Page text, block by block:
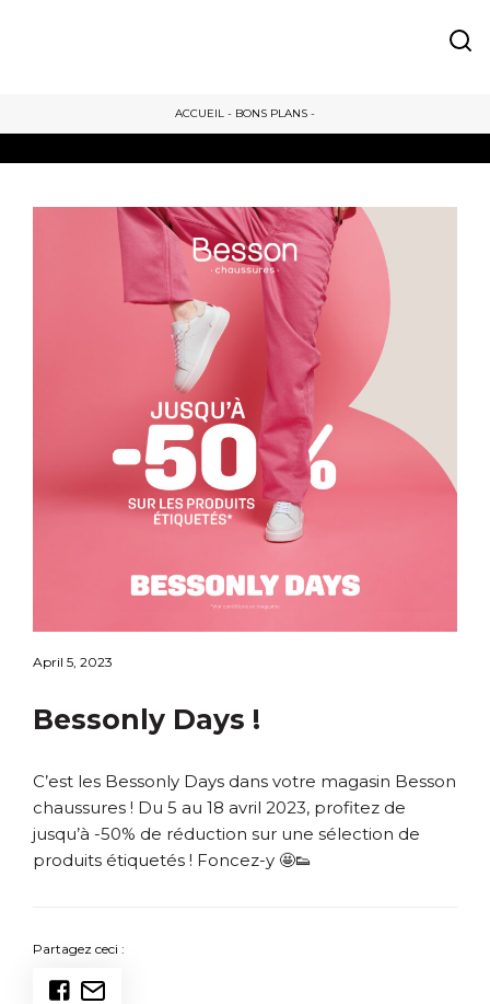
ACCUEIL - BONS PLANS -
April 5, 2023
Bessonly Days !
C’est les Bessonly Days dans votre magasin Besson
chaussures ! Du 5 au 18 avril 2023, profitez de
jusqu’à -50% de réduction sur une sélection de
produits étiquetés ! Foncez-y 🤩👟
Partagez ceci :